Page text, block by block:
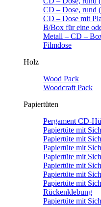
CD – Dose, rund
CD – Dose mit
B/Box für eine
Metall – CD –
Filmdose
Holz
Wood Pack
Woodcraft Pack
Papiertüten
Pergament CD-
Papiertüte mit
Papiertüte mit
Papiertüte mit
Papiertüte mit
Papiertüte mit
Papiertüte mit
Papiertüte mit
Rückenklebung
Papiertüte mit